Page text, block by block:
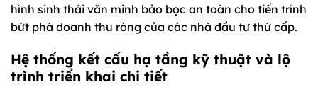
hình sinh thái văn minh bảo bọc an toàn cho tiến trình
bứt phá doanh thu ròng của các nhà đầu tư thứ cấp.
Hệ thống kết cấu hạ tầng kỹ thuật và lộ
trình triển khai chi tiết